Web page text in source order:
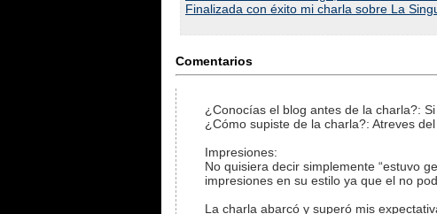
Finalizada con éxito mi charla sobre La
Comentarios
¿Conocías el blog antes de la charla?: Si
¿Cómo supiste de la charla?: Atreves
Impresiones:
No quisiera decir simplemente “estuvo
impresiones en su estilo ya que el no
La charla abarcó y superó mis